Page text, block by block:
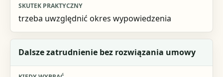
trzeba uwzględnić okres wypowiedzenia
Dalsze zatrudnienie bez rozwiązania umowy